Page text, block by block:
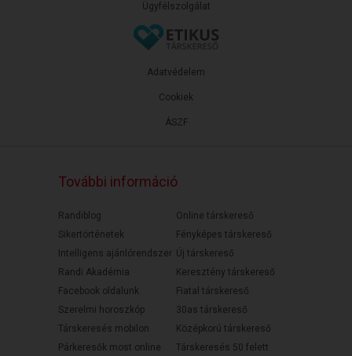
Ügyfélszolgálat
ÁSZF
Adatvédelem
Cookiek
További információ
Randiblog
Sikertörténetek
Intelligens ajánlórendszer
Randi Akadémia
Facebook oldalunk
Szerelmi horoszkóp
Társkeresés mobilon
Párkeresők most online
Online társkereső
Fényképes társkereső
Új társkereső
Keresztény társkereső
Fiatal társkereső
30as társkereső
Középkorú társkereső
Társkeresés 50 felett